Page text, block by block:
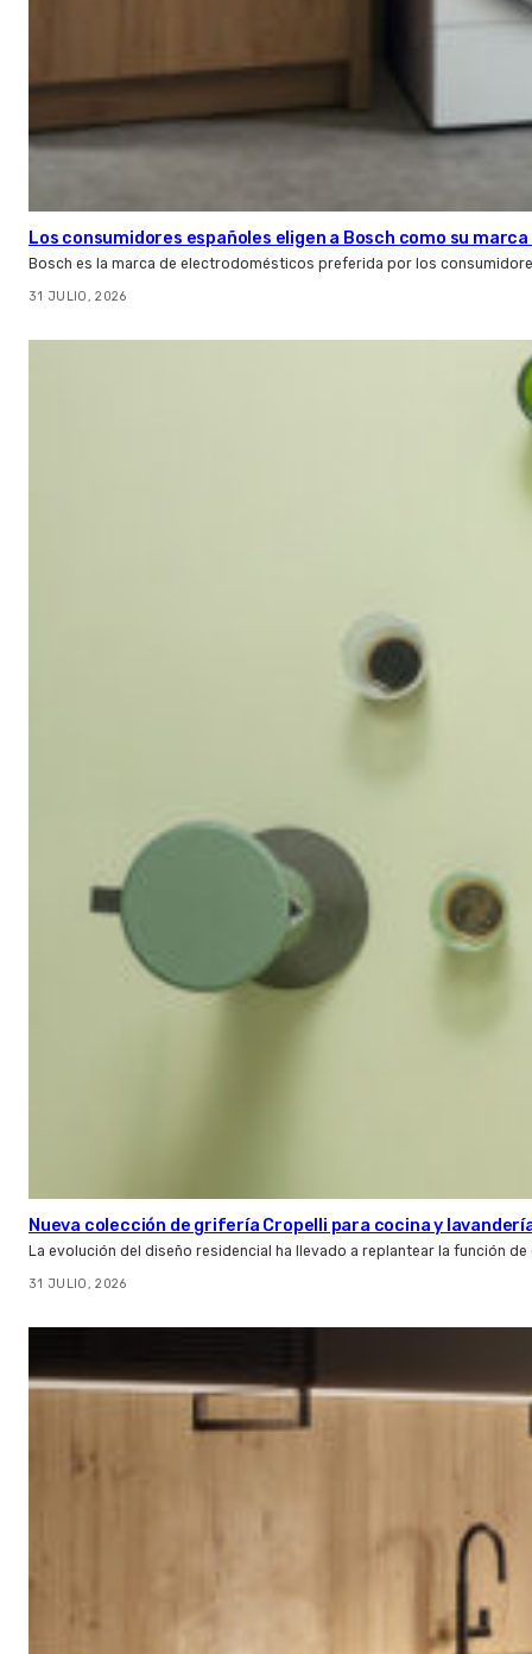
Los consumidores españoles eligen a Bosch como su
Bosch es la marca de electrodomésticos preferida por los
31 JULIO, 2026
Nueva colección de grifería Cropelli para cocina y
La evolución del diseño residencial ha llevado a replantear la función
31 JULIO, 2026